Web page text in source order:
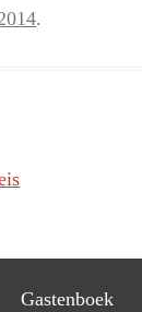
.
Gastenboek